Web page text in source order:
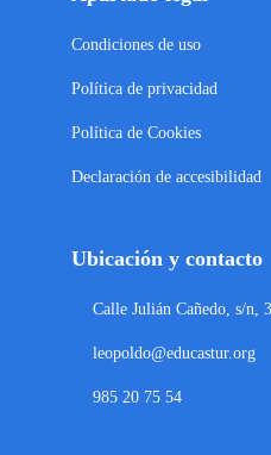
Condiciones de uso
Política de privacidad
Política de Cookies
Declaración de accesibilidad
Ubicación y contacto
Calle Julián Cañedo, s/n,
leopoldo@educastur.org
985 20 75 54